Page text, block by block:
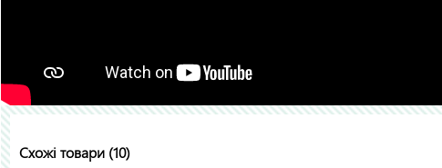
Схожі товари (10)